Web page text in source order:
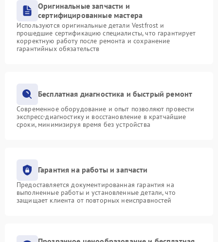
Оригинальные запчасти и
сертифицированные мастера
Используются оригинальные детали Vestfrost и
прошедшие сертификацию специалисты, что гарантирует
корректную работу после ремонта и сохранение
гарантийных обязательств
Бесплатная диагностика и быстрый ремонт
Современное оборудование и опыт позволяют провести
экспресс-диагностику и восстановление в кратчайшие
сроки, минимизируя время без устройства
Гарантия на работы и запчасти
Предоставляется документированная гарантия на
выполненные работы и установленные детали, что
защищает клиента от повторных неисправностей